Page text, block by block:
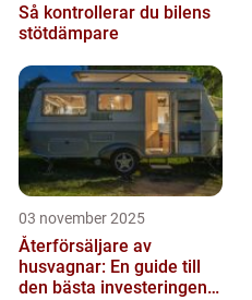
Så kontrollerar du bilens
stötdämpare
03 november 2025
Återförsäljare av
husvagnar: En guide till
den bästa investeringen